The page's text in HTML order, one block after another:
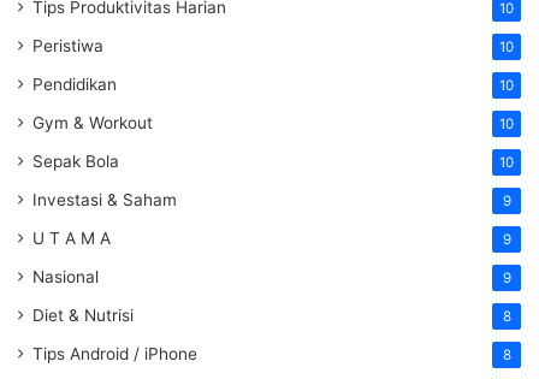
Tips Produktivitas Harian 10
Peristiwa 10
Pendidikan 10
Gym & Workout 10
Sepak Bola 10
Investasi & Saham 9
U T A M A 9
Nasional 9
Diet & Nutrisi 8
Tips Android / iPhone 8